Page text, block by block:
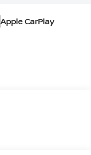
Apple CarPlay